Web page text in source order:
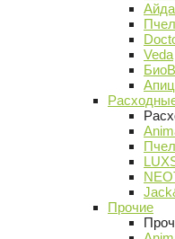
Айда
Veda
Прочие